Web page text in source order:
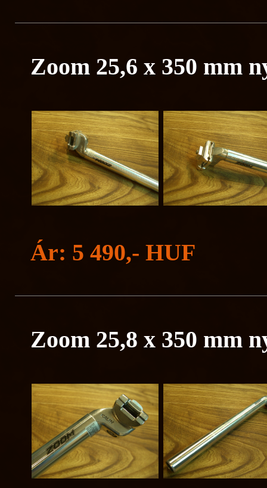
Zoom 25,6 x 350 mm
Ár: 5 490,- HUF
Zoom 25,8 x 350 mm